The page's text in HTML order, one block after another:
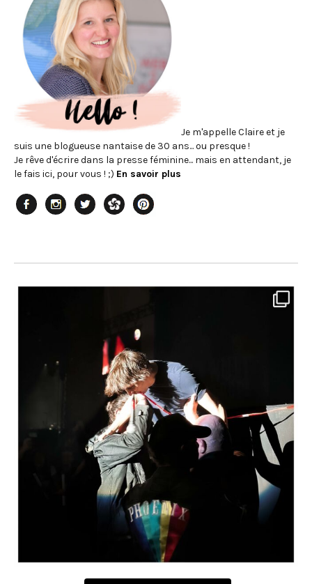
Je m'appelle Claire et je
suis une blogueuse nantaise de 30 ans... ou presque !
Je rêve d'écrire dans la presse féminine... mais en attendant, je
le fais ici, pour vous ! ;) En savoir plus